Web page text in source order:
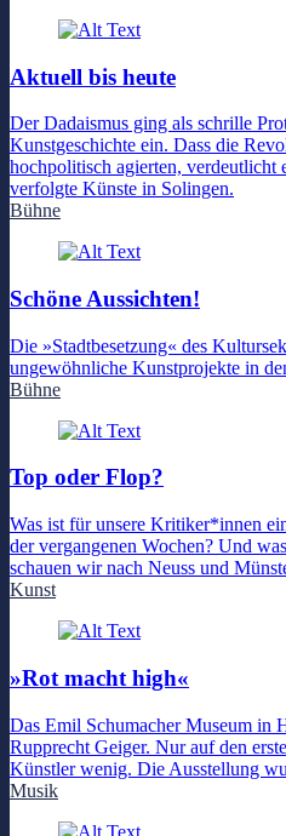
Aktuell bis heute
Der Dadaismus ging als schrille
Kunstgeschichte ein. Dass die
hochpolitisch agierten,
verfolgte Künste in Solingen.
Bühne
Schöne Aussichten!
Die »Stadtbesetzung« des
ungewöhnliche Kunstprojekte in
Bühne
Top oder Flop?
Was ist für unsere Kritiker*innen
der vergangenen Wochen? Und
schauen wir nach Neuss und
Kunst
»Rot macht high«
Das Emil Schumacher Museum in
Rupprecht Geiger. Nur auf den
Künstler wenig. Die Ausstellung
Musik